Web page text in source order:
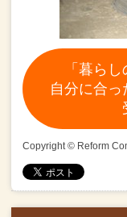
「暮ら
自分に合
Copyright © Reform